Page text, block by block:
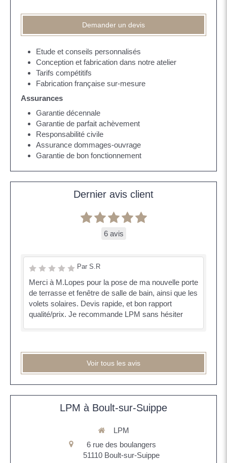
Demander un devis
Etude et conseils personnalisés
Conception et fabrication dans notre atelier
Tarifs compétitifs
Fabrication française sur-mesure
Assurances
Garantie décennale
Garantie de parfait achèvement
Responsabilité civile
Assurance dommages-ouvrage
Garantie de bon fonctionnement
Dernier avis client
6 avis
Par S.R
Merci à M.Lopes pour la pose de ma nouvelle porte
de terrasse et fenêtre de salle de bain, ainsi que les
volets solaires. Devis rapide, et bon rapport
qualité/prix. Je recommande LPM sans hésiter
Voir tous les avis
LPM à Boult-sur-Suippe
LPM
6 rue des boulangers
51110 Boult-sur-Suippe